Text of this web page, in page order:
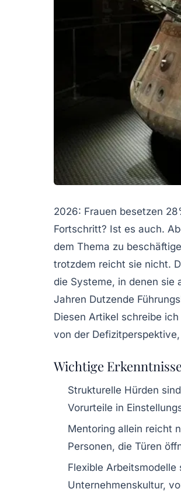
2026: Frauen besetzen
Fortschritt? Ist es auch.
dem Thema zu
trotzdem reicht sie nicht.
die Systeme, in denen sie
Jahren Dutzende
Diesen Artikel schreibe
von der
Wichtige Erkenntnisse
Strukturelle Hürden
Vorurteile in
Mentoring allein reicht
Personen, die Türen
Flexible Arbeitsmodelle
Unternehmenskultur,